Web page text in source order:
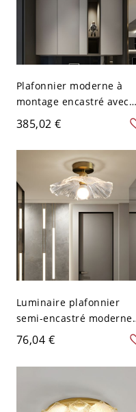
Plafonnier moderne à
montage encastré avec
abat-jour en verre d'eau
claire en or - 110 V-120 V
30,48 cm
385,02 €
Luminaire plafonnier
semi-encastré moderne
en or avec abat-jour en
verre clair dirigé vers le
bas - 110 V-120 V Feuille
76,04 €